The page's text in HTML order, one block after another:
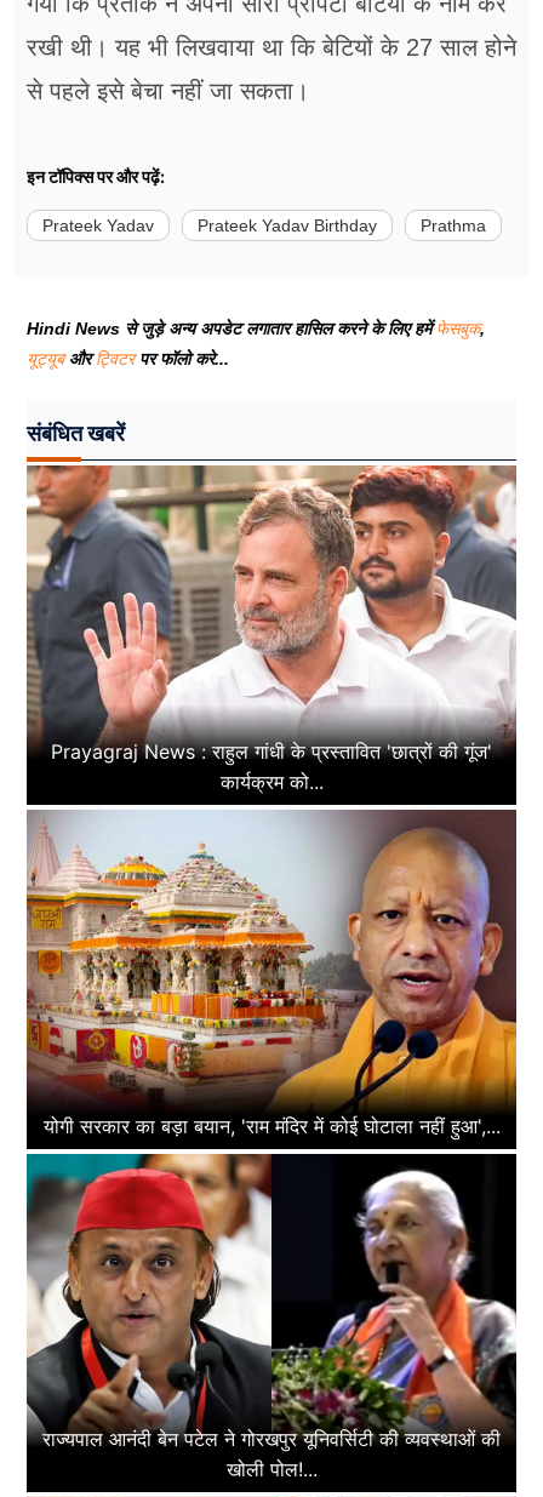
रखी थी। यह भी लिखवाया था कि बेटियों के 27 साल होने
से पहले इसे बेचा नहीं जा सकता।
इन टॉपिक्स पर और पढ़ें:
Prateek Yadav Prateek Yadav Birthday Prathma
Hindi News से जुड़े अन्य अपडेट लगातार हासिल करने के लिए हमेंफेसबुक,
यूट्यूबऔरट्विटरपर फॉलो करे...
संबंधित खबरें
Prayagraj News : राहुल गांधी के प्रस्तावित 'छात्रों की गूंज'
कार्यक्रम को...
योगी सरकार का बड़ा बयान, 'राम मंदिर में कोई घोटाला नहीं हुआ',...
राज्यपाल आनंदी बेन पटेल ने गोरखपुर यूनिवर्सिटी की व्यवस्थाओं की
खोली पोल!...